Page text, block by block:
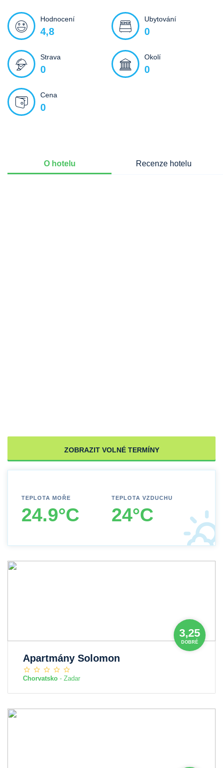
Hodnocení
4,8
Ubytování
0
Strava
0
Okolí
0
Cena
0
O hotelu Recenze hotelu
ZOBRAZIT VOLNÉ TERMÍNY
TEPLOTA MOŘE
24.9°C
TEPLOTA VZDUCHU
24°C
3,25
DOBRÉ
Apartmány Solomon
Chorvatsko - Zadar